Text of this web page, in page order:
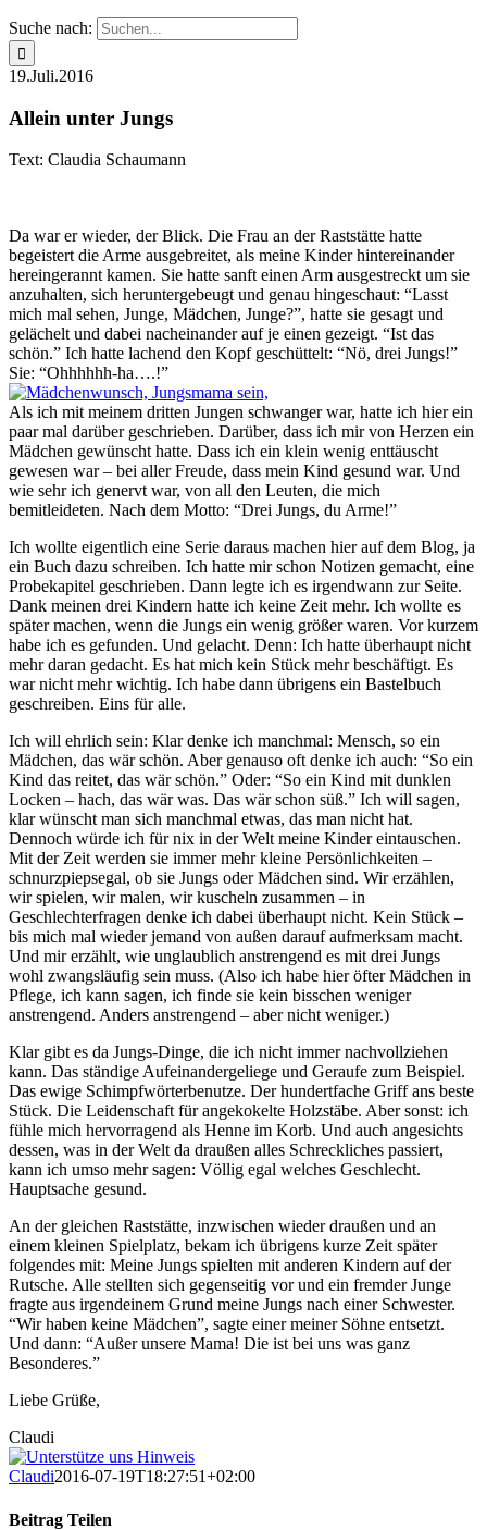
Suche nach:
19.Juli.2016
Allein unter Jungs
Text: Claudia Schaumann
Da war er wieder, der Blick. Die Frau an der Raststätte hatte
begeistert die Arme ausgebreitet, als meine Kinder hintereinander
hereingerannt kamen. Sie hatte sanft einen Arm ausgestreckt um sie
anzuhalten, sich heruntergebeugt und genau hingeschaut: “Lasst
mich mal sehen, Junge, Mädchen, Junge?”, hatte sie gesagt und
gelächelt und dabei nacheinander auf je einen gezeigt. “Ist das
schön.” Ich hatte lachend den Kopf geschüttelt: “Nö, drei Jungs!”
Sie: “Ohhhhhh-ha….!”
Als ich mit meinem dritten Jungen schwanger war, hatte ich hier ein
paar mal darüber geschrieben. Darüber, dass ich mir von Herzen ein
Mädchen gewünscht hatte. Dass ich ein klein wenig enttäuscht
gewesen war – bei aller Freude, dass mein Kind gesund war. Und
wie sehr ich genervt war, von all den Leuten, die mich
bemitleideten. Nach dem Motto: “Drei Jungs, du Arme!”
Ich wollte eigentlich eine Serie daraus machen hier auf dem Blog, ja
ein Buch dazu schreiben. Ich hatte mir schon Notizen gemacht, eine
Probekapitel geschrieben. Dann legte ich es irgendwann zur Seite.
Dank meinen drei Kindern hatte ich keine Zeit mehr. Ich wollte es
später machen, wenn die Jungs ein wenig größer waren. Vor kurzem
habe ich es gefunden. Und gelacht. Denn: Ich hatte überhaupt nicht
mehr daran gedacht. Es hat mich kein Stück mehr beschäftigt. Es
war nicht mehr wichtig. Ich habe dann übrigens ein Bastelbuch
geschreiben. Eins für alle.
Ich will ehrlich sein: Klar denke ich manchmal: Mensch, so ein
Mädchen, das wär schön. Aber genauso oft denke ich auch: “So ein
Kind das reitet, das wär schön.” Oder: “So ein Kind mit dunklen
Locken – hach, das wär was. Das wär schon süß.” Ich will sagen,
klar wünscht man sich manchmal etwas, das man nicht hat.
Dennoch würde ich für nix in der Welt meine Kinder eintauschen.
Mit der Zeit werden sie immer mehr kleine Persönlichkeiten –
schnurzpiepsegal, ob sie Jungs oder Mädchen sind. Wir erzählen,
wir spielen, wir malen, wir kuscheln zusammen – in
Geschlechterfragen denke ich dabei überhaupt nicht. Kein Stück –
bis mich mal wieder jemand von außen darauf aufmerksam macht.
Und mir erzählt, wie unglaublich anstrengend es mit drei Jungs
wohl zwangsläufig sein muss. (Also ich habe hier öfter Mädchen in
Pflege, ich kann sagen, ich finde sie kein bisschen weniger
anstrengend. Anders anstrengend – aber nicht weniger.)
Klar gibt es da Jungs-Dinge, die ich nicht immer nachvollziehen
kann. Das ständige Aufeinandergeliege und Geraufe zum Beispiel.
Das ewige Schimpfwörterbenutze. Der hundertfache Griff ans beste
Stück. Die Leidenschaft für angekokelte Holzstäbe. Aber sonst: ich
fühle mich hervorragend als Henne im Korb. Und auch angesichts
dessen, was in der Welt da draußen alles Schreckliches passiert,
kann ich umso mehr sagen: Völlig egal welches Geschlecht.
Hauptsache gesund.
An der gleichen Raststätte, inzwischen wieder draußen und an
einem kleinen Spielplatz, bekam ich übrigens kurze Zeit später
folgendes mit: Meine Jungs spielten mit anderen Kindern auf der
Rutsche. Alle stellten sich gegenseitig vor und ein fremder Junge
fragte aus irgendeinem Grund meine Jungs nach einer Schwester.
“Wir haben keine Mädchen”, sagte einer meiner Söhne entsetzt.
Und dann: “Außer unsere Mama! Die ist bei uns was ganz
Besonderes.”
Liebe Grüße,
Claudi
Claudi2016-07-19T18:27:51+02:00
Beitrag Teilen